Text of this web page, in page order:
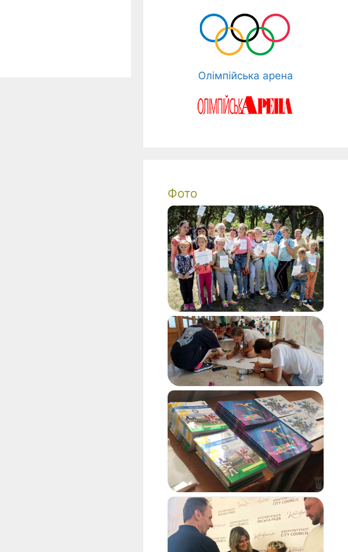
Олімпійська арена
Фото